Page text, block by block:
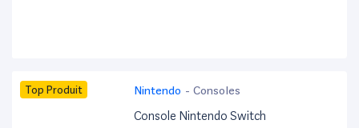
Top Produit Nintendo - Consoles
Console Nintendo Switch